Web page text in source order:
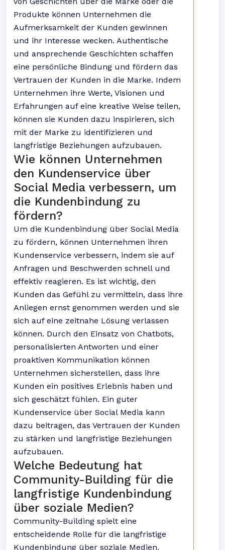
Produkte können Unternehmen die
Aufmerksamkeit der Kunden gewinnen
und ihr Interesse wecken. Authentische
und ansprechende Geschichten schaffen
eine persönliche Bindung und fördern das
Vertrauen der Kunden in die Marke. Indem
Unternehmen ihre Werte, Visionen und
Erfahrungen auf eine kreative Weise teilen,
können sie Kunden dazu inspirieren, sich
mit der Marke zu identifizieren und
langfristige Beziehungen aufzubauen.
Wie können Unternehmen
den Kundenservice über
Social Media verbessern, um
die Kundenbindung zu
fördern?
Um die Kundenbindung über Social Media
zu fördern, können Unternehmen ihren
Kundenservice verbessern, indem sie auf
Anfragen und Beschwerden schnell und
effektiv reagieren. Es ist wichtig, den
Kunden das Gefühl zu vermitteln, dass ihre
Anliegen ernst genommen werden und sie
sich auf eine zeitnahe Lösung verlassen
können. Durch den Einsatz von Chatbots,
personalisierten Antworten und einer
proaktiven Kommunikation können
Unternehmen sicherstellen, dass ihre
Kunden ein positives Erlebnis haben und
sich geschätzt fühlen. Ein guter
Kundenservice über Social Media kann
dazu beitragen, das Vertrauen der Kunden
zu stärken und langfristige Beziehungen
aufzubauen.
Welche Bedeutung hat
Community-Building für die
langfristige Kundenbindung
über soziale Medien?
Community-Building spielt eine
entscheidende Rolle für die langfristige
Kundenbindung über soziale Medien.